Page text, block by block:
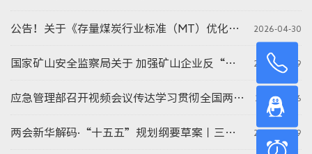
公告！关于《存量煤炭行业标准（MT）优化评估结论》 2026-04-30
国家矿山安全监察局关于 加强矿山企业反“三违”工作的通知 2026-04-29
应急管理部召开视频会议传达学习贯彻全国两会精神 部署加强安全防范重点工作 2026-03-16
两会新华解码·“十五五”规划纲要草案丨三张图看“十五五”中国“新颜值” 2026-03-09